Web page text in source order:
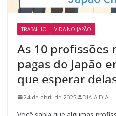
TRABALHO VIDA NO JAPÃO
As 10 profissões
pagas do Japão
que esperar
24 de abril de 2025 DIA A DIA